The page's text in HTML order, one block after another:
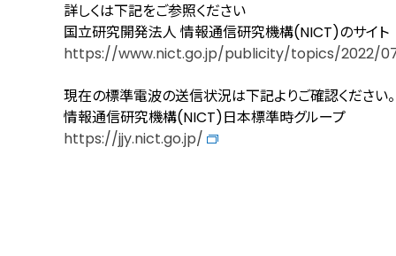
詳しくは下記をご参照ください
国立研究開発法人 情報通信研究機構(NICT)のサイト
https://www.nict.go.jp/publicity/topics/2022/
現在の標準電波の送信状況は下記よりご確認ください。
情報通信研究機構(NICT)日本標準時グループ
https://jjy.nict.go.jp/